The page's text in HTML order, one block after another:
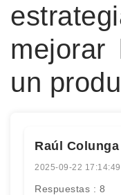
mejorar
un
Raúl Colunga
2025-09-22 17:14:49
Respuestas : 8